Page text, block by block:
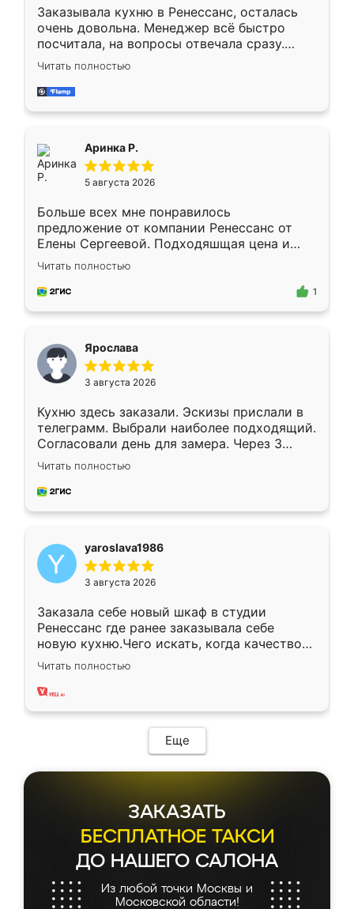
Заказывала кухню в Ренессанс, осталась
очень довольна. Менеджер всё быстро
посчитала, на вопросы отвечала сразу.
Замерщик приехал в субботу, подошёл к
делу со всей ответственностью. Собрали
за день, ребята работали аккуратно, даже
Читать полностью
Аринка Р.
5 августа 2026
Больше всех мне понравилось
предложение от компании Ренессанс от
Елены Сергеевой. Подходяшщая цена и
короткие сроки изготовления. Приехавший
для замера сотрудник Владислав
предложил по моему эскизу самый
Читать полностью
1
Ярослава
3 августа 2026
Кухню здесь заказали. Эскизы прислали в
телеграмм. Выбрали наиболее подходящий.
Согласовали день для замера. Через 3
недели кухня была уже готова. Остались
довольны работой. Спасибо Ренессанс
мебель за качественную работу!
Читать полностью
yaroslava1986
3 августа 2026
Заказала себе новый шкаф в студии
Ренессанс где ранее заказывала себе
новую кухню.Чего искать, когда качеством
вполне довольна. Служит кухня уже почти
два года, нареканий нет.
Читать полностью
Еще
ЗАКАЗАТЬ
БЕСПЛАТНОЕ ТАКСИ
ДО НАШЕГО САЛОНА
Из любой точки Москвы и
Московской области!